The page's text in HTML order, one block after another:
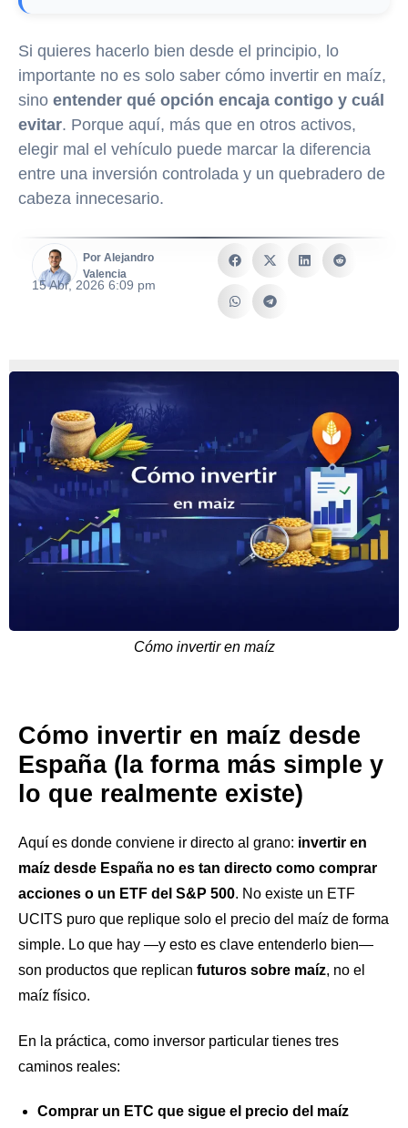
Si quieres hacerlo bien desde el principio, lo
importante no es solo saber cómo invertir en maíz,
sino entender qué opción encaja contigo y cuál
evitar. Porque aquí, más que en otros activos,
elegir mal el vehículo puede marcar la diferencia
entre una inversión controlada y un quebradero de
cabeza innecesario.
Por Alejandro
Valencia
15 Abr, 2026 6:09 pm
Cómo invertir en maíz
Cómo invertir en maíz desde
España (la forma más simple y
lo que realmente existe)
Aquí es donde conviene ir directo al grano: invertir en
maíz desde España no es tan directo como comprar
acciones o un ETF del S&P 500. No existe un ETF
UCITS puro que replique solo el precio del maíz de forma
simple. Lo que hay —y esto es clave entenderlo bien—
son productos que replican futuros sobre maíz, no el
maíz físico.
En la práctica, como inversor particular tienes tres
caminos reales:
Comprar un ETC que sigue el precio del maíz